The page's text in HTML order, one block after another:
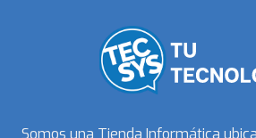
Somos una Tienda Informática